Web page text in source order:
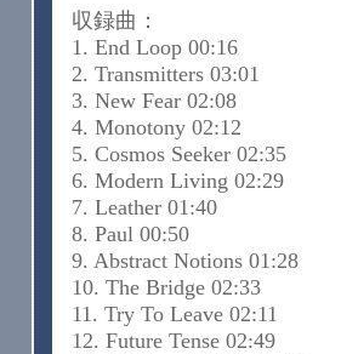
収録曲：
1. End Loop 00:16
2. Transmitters 03:01
3. New Fear 02:08
4. Monotony 02:12
5. Cosmos Seeker 02:35
6. Modern Living 02:29
7. Leather 01:40
8. Paul 00:50
9. Abstract Notions 01:28
10. The Bridge 02:33
11. Try To Leave 02:11
12. Future Tense 02:49